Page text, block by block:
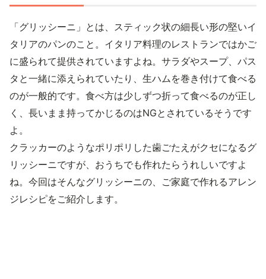
「グリッシーニ」とは、スティック状の細長い形の堅いイ
タリアのパンのこと。イタリア料理のレストランではかご
に盛られて提供されていますよね。サラダやスープ、パス
タと一緒に添えられていたり、生ハムを巻き付けて食べる
のが一般的です。食べ方は少しずつ折って食べるのが正し
く、長いまま持ってかじるのはNGとされているそうです
よ。
クラッカーのようなポリポリした歯ごたえがクセになるグ
リッシーニですが、おうちでも作れたらうれしいですよ
ね。今回はそんなグリッシーニの、ご家庭で作れるアレン
ジレシピをご紹介します。